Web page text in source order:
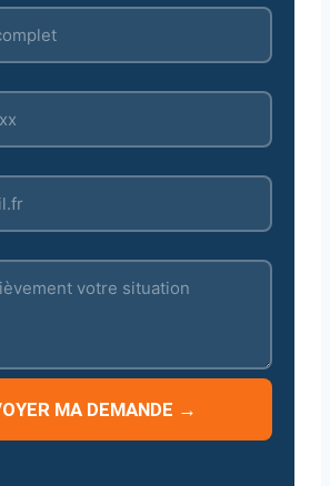
MA DEMANDE →